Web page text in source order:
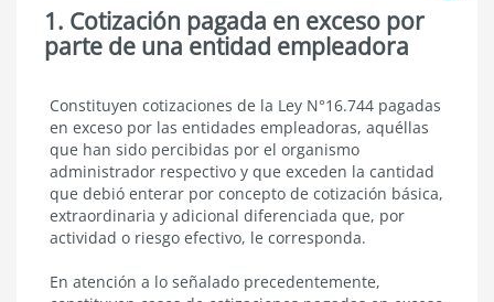
exceso
erróneamente
Conceptos
1. Cotización pagada en exceso por
parte de una entidad empleadora
Cotización
pagada
exceso
por
parte
de
una
empleadora
Constituyen cotizaciones de la Ley N°16.744 pagadas
en exceso por las entidades empleadoras, aquéllas
que han sido percibidas por el organismo
administrador respectivo y que exceden la cantidad
que debió enterar por concepto de cotización básica,
extraordinaria y adicional diferenciada que, por
actividad o riesgo efectivo, le corresponda.
En atención a lo señalado precedentemente,